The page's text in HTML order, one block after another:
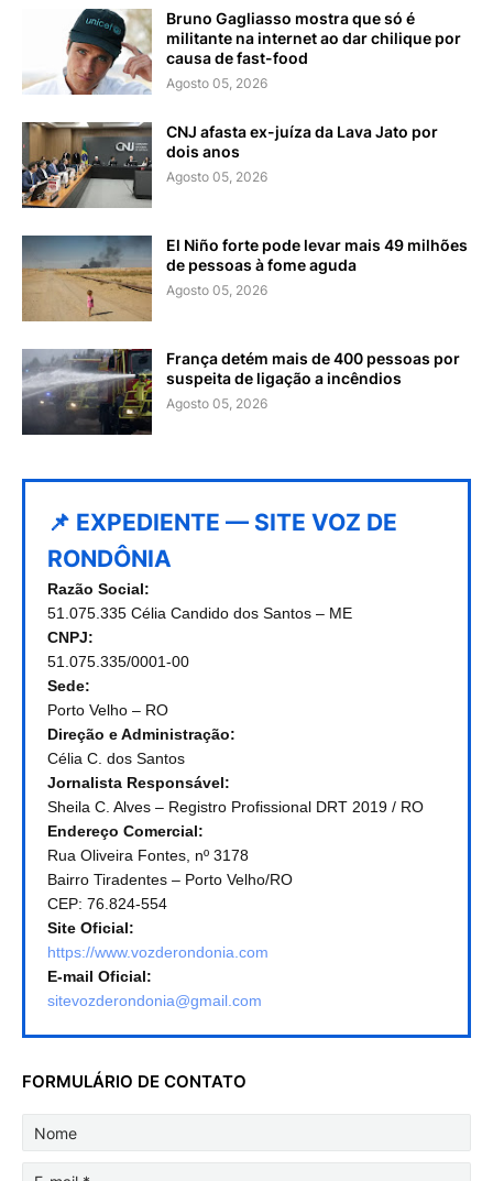
Bruno Gagliasso mostra que só é
militante na internet ao dar chilique por
causa de fast-food
Agosto 05, 2026
CNJ afasta ex-juíza da Lava Jato por
dois anos
Agosto 05, 2026
El Niño forte pode levar mais 49 milhões
de pessoas à fome aguda
Agosto 05, 2026
França detém mais de 400 pessoas por
suspeita de ligação a incêndios
Agosto 05, 2026
📌 EXPEDIENTE — SITE VOZ DE
RONDÔNIA
Razão Social:
51.075.335 Célia Candido dos Santos – ME
CNPJ:
51.075.335/0001-00
Sede:
Porto Velho – RO
Direção e Administração:
Célia C. dos Santos
Jornalista Responsável:
Sheila C. Alves – Registro Profissional DRT 2019 / RO
Endereço Comercial:
Rua Oliveira Fontes, nº 3178
Bairro Tiradentes – Porto Velho/RO
CEP: 76.824-554
Site Oficial:
https://www.vozderondonia.com
E-mail Oficial:
sitevozderondonia@gmail.com
FORMULÁRIO DE CONTATO